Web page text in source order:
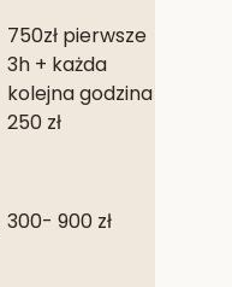
750zł pierwsze
3h + każda
kolejna godzina
250 zł
300- 900 zł